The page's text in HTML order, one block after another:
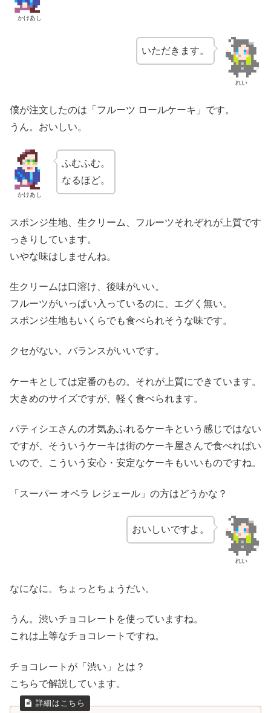
かけあし
れい
いただきます。
僕が注文したのは「フルーツ ロールケーキ」です。
うん。おいしい。
かけあし
ふむふむ。
なるほど。
スポンジ生地、生クリーム、フルーツそれぞれが上質です
っきりしています。
いやな味はしませんね。
生クリームは口溶け、後味がいい。
フルーツがいっぱい入っているのに、エグく無い。
スポンジ生地もいくらでも食べられそうな味です。
クセがない。バランスがいいです。
ケーキとしては定番のもの。それが上質にできています。
大きめのサイズですが、軽く食べられます。
パティシエさんの才気あふれるケーキという感じではない
ですが、そういうケーキは街のケーキ屋さんで食べればい
いので、こういう安心・安定なケーキもいいものですね。
「スーパー オペラ レジェール」の方はどうかな？
れい
おいしいですよ。
なになに。ちょっとちょうだい。
うん。渋いチョコレートを使っていますね。
これは上等なチョコレートですね。
チョコレートが「渋い」とは？
こちらで解説しています。